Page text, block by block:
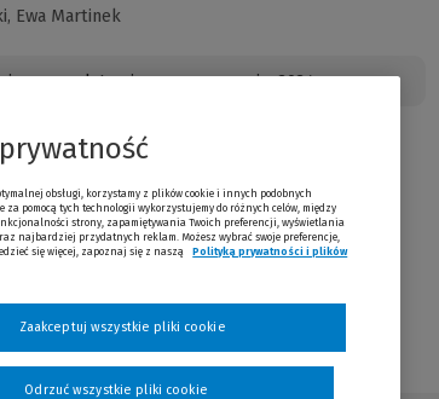
Ewa Martinek
w podstawie programowej z 2024 r.
obsługi, korzystamy z plików cookie i innych podobnych
za pomocą tych technologii wykorzystujemy do różnych celów, między
strony, zapamiętywania Twoich preferencji, wyświetlania
najbardziej przydatnych reklam. Możesz wybrać swoje preferencje,
się więcej, zapoznaj się z naszą
Polityką prywatności i plików
Odrzuć wszystkie pliki cookie
Zaakceptuj wszystkie pliki cookie